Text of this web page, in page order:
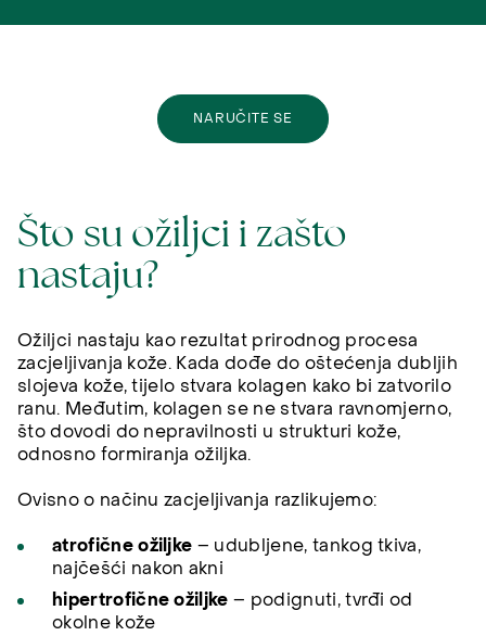
NARUČITE SE
Što su ožiljci i zašto
nastaju?
Ožiljci nastaju kao rezultat prirodnog procesa
zacjeljivanja kože. Kada dođe do oštećenja dubljih
slojeva kože, tijelo stvara kolagen kako bi zatvorilo
ranu. Međutim, kolagen se ne stvara ravnomjerno,
što dovodi do nepravilnosti u strukturi kože,
odnosno formiranja ožiljka.
Ovisno o načinu zacjeljivanja razlikujemo:
atrofične ožiljke – udubljene, tankog tkiva,
najčešći nakon akni
hipertrofične ožiljke – podignuti, tvrđi od
okolne kože